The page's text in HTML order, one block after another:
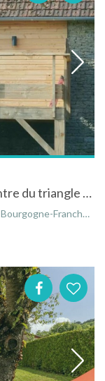
Gite situé dans un petit village au centre du triangle des vins de Bourgogne.
Comté, France